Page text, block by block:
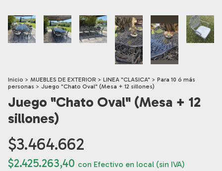
Inicio > MUEBLES DE EXTERIOR > LINEA "CLASICA" > Para 10 ó más
personas > Juego "Chato Oval" (Mesa + 12 sillones)
Juego "Chato Oval" (Mesa + 12
sillones)
$3.464.662
$2.425.263,40 con Efectivo en local (sin IVA)